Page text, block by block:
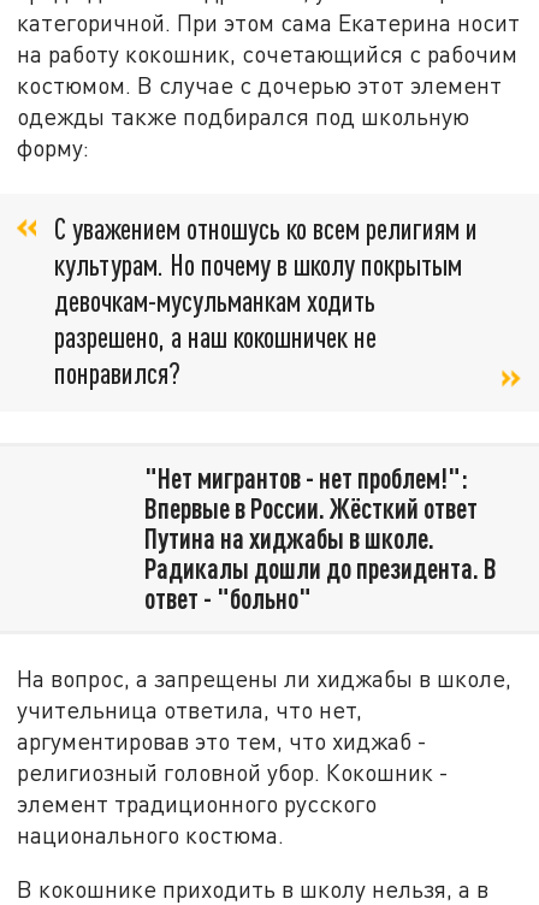
категоричной. При этом сама Екатерина носит
на работу кокошник, сочетающийся с рабочим
костюмом. В случае с дочерью этот элемент
одежды также подбирался под школьную
форму:
С уважением отношусь ко всем религиям и
культурам. Но почему в школу покрытым
девочкам-мусульманкам ходить
разрешено, а наш кокошничек не
понравился?
"Нет мигрантов - нет проблем!":
Впервые в России. Жёсткий ответ
Путина на хиджабы в школе.
Радикалы дошли до президента. В
ответ - "больно"
На вопрос, а запрещены ли хиджабы в школе,
учительница ответила, что нет,
аргументировав это тем, что хиджаб -
религиозный головной убор. Кокошник -
элемент традиционного русского
национального костюма.
В кокошнике приходить в школу нельзя, а в